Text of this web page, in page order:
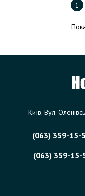
1
Київ. Вул.
(063) 359-15-
(063) 359-15-